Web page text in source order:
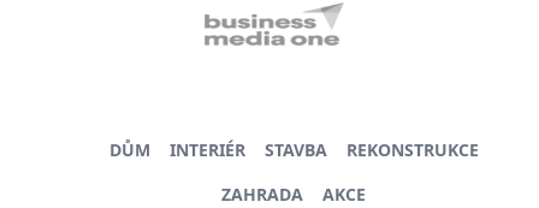
DŮM INTERIÉR STAVBA
REKONSTRUKCE
ZAHRADA
AKCE